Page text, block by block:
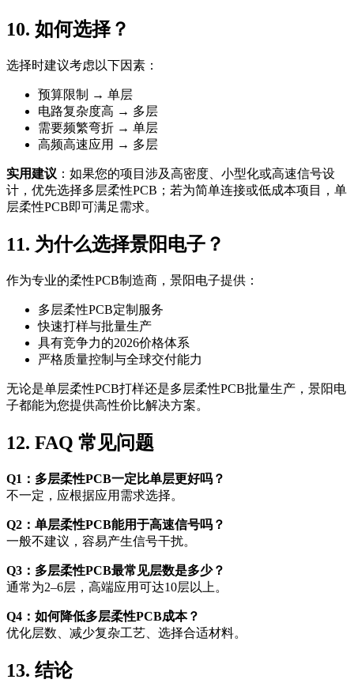
10. 如何选择？
选择时建议考虑以下因素：
预算限制 → 单层
电路复杂度高 → 多层
需要频繁弯折 → 单层
高频高速应用 → 多层
实用建议 ：如果您的项目涉及高密度、小型化或高速信号设
计，优先选择多层柔性PCB；若为简单连接或低成本项目，单
层柔性PCB即可满足需求。
11. 为什么选择景阳电子？
作为专业的柔性PCB制造商，景阳电子提供：
多层柔性PCB定制服务
快速打样与批量生产
具有竞争力的2026价格体系
严格质量控制与全球交付能力
无论是单层柔性PCB打样还是多层柔性PCB批量生产，景阳电
子都能为您提供高性价比解决方案。
12. FAQ 常见问题
Q1：多层柔性PCB一定比单层更好吗？
不一定，应根据应用需求选择。
Q2：单层柔性PCB能用于高速信号吗？
一般不建议，容易产生信号干扰。
Q3：多层柔性PCB最常见层数是多少？
通常为2–6层，高端应用可达10层以上。
Q4：如何降低多层柔性PCB成本？
优化层数、减少复杂工艺、选择合适材料。
13. 结论